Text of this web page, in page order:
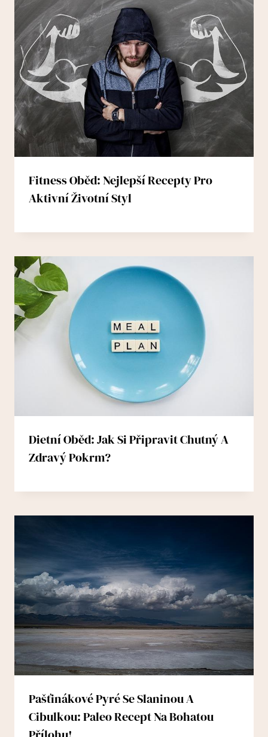
Fitness Oběd: Nejlepší Recepty Pro
Aktivní Životní Styl
Dietní Oběd: Jak Si Připravit Chutný A
Zdravý Pokrm?
Pašťinákové Pyré Se Slaninou A
Cibulkou: Paleo Recept Na Bohatou